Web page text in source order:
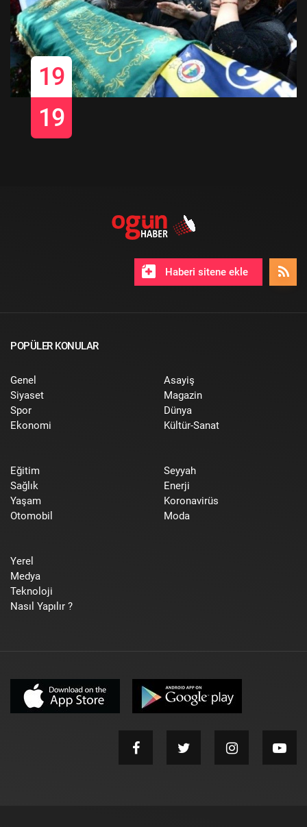
19
19
Haberi sitene ekle
POPÜLER KONULAR
Genel
Siyaset
Spor
Ekonomi
Asayiş
Magazin
Dünya
Kültür-Sanat
Eğitim
Sağlık
Yaşam
Otomobil
Seyyah
Enerji
Koronavirüs
Moda
Yerel
Medya
Teknoloji
Nasıl Yapılır ?